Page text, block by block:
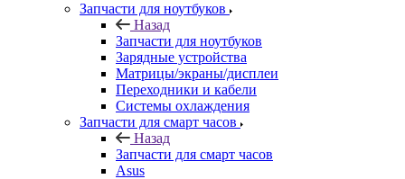
Запчасти для ноутбуков
Назад
Запчасти для ноутбуков
Зарядные устройства
Матрицы/экраны/дисплеи
Переходники и кабели
Системы охлаждения
Запчасти для смарт часов
Назад
Запчасти для смарт часов
Asus